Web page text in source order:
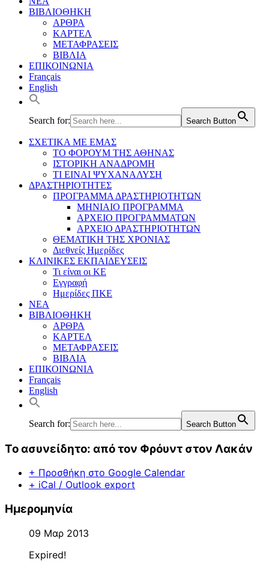
ΒΙΒΛΙΟΘΗΚΗ
ΑΡΘΡΑ
ΚΑΡΤΕΛ
ΜΕΤΑΦΡΑΣΕΙΣ
ΒΙΒΛΙΑ
ΕΠΙΚΟΙΝΩΝΙΑ
Français
English
Search for: Search Button
ΣΧΕΤΙΚΑ ΜΕ ΕΜΑΣ
ΤΟ ΦΟΡΟΥΜ ΤΗΣ ΑΘΗΝΑΣ
ΙΣΤΟΡΙΚΗ ΑΝΑΔΡΟΜΗ
ΤΙ ΕΙΝΑΙ ΨΥΧΑΝΑΛΥΣΗ
ΔΡΑΣΤΗΡΙΟΤΗΤΕΣ
ΠΡΟΓΡΑΜΜΑ ΔΡΑΣΤΗΡΙΟΤΗΤΩΝ
ΜΗΝΙΑΙΟ ΠΡΟΓΡΑΜΜΑ
ΑΡΧΕΙΟ ΠΡΟΓΡΑΜΜΑΤΩΝ
ΑΡΧΕΙΟ ΔΡΑΣΤΗΡΙΟΤΗΤΩΝ
ΘΕΜΑΤΙΚΗ ΤΗΣ ΧΡΟΝΙΑΣ
Διεθνείς Ημερίδες
ΚΛΙΝΙΚΕΣ ΕΚΠΑΙΔΕΥΣΕΙΣ
Τι είναι οι ΚΕ
Εγγραφή
Ημερίδες ΠΚΕ
ΝΕΑ
ΒΙΒΛΙΟΘΗΚΗ
ΑΡΘΡΑ
ΚΑΡΤΕΛ
ΜΕΤΑΦΡΑΣΕΙΣ
ΒΙΒΛΙΑ
ΕΠΙΚΟΙΝΩΝΙΑ
Français
English
Search for: Search Button
Το ασυνείδητο: από τον Φρόυντ στον Λακάν
+ Προσθήκη στο Google Calendar
+ iCal / Outlook export
Ημερομηνία
09 Μαρ 2013
Expired!